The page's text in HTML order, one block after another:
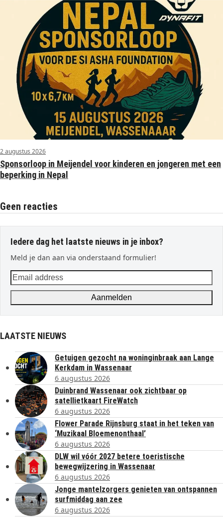
2 augustus 2026
Sponsorloop in Meijendel voor kinderen en jongeren met een
beperking in Nepal
Geen reacties
Iedere dag het laatste nieuws in je inbox?
Meld je dan aan via onderstaand formulier!
Email
address
Aanmelden
LAATSTE NIEUWS
Getuigen gezocht na woninginbraak aan Lange
Kerkdam in Wassenaar
6 augustus 2026
Duinbrand Wassenaar ook zichtbaar op
satellietkaart FireWatch
6 augustus 2026
Flower Parade Rijnsburg staat in het teken van
‘Muzikaal Bloemenonthaal’
6 augustus 2026
DLW wil vóór 2027 betere toeristische
bewegwijzering in Wassenaar
6 augustus 2026
Jonge mantelzorgers genieten van ontspannen
surfmiddag aan zee
6 augustus 2026